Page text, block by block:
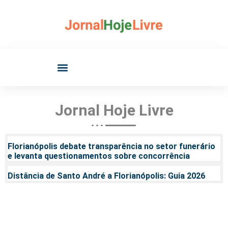
Jornal Hoje Livre
Florianópolis debate transparência no setor funerário
e levanta questionamentos sobre concorrência
Distância de Santo André a Florianópolis: Guia 2026